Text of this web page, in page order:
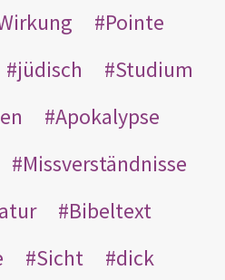
Pointe
jüdisch
Studium
Apokalypse
Missverständnisse
Bibeltext
Sicht
dick